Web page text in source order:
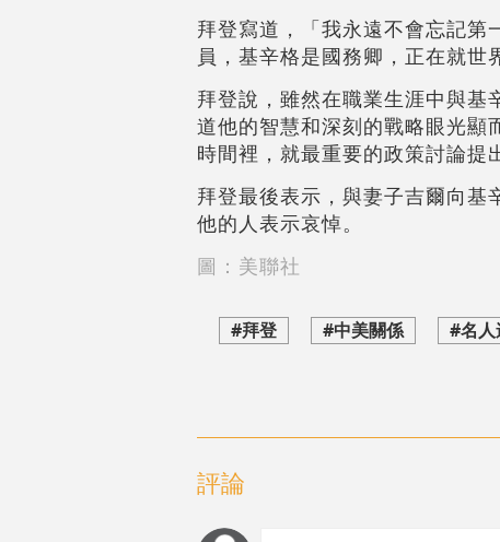
拜登寫道，「我永遠不會忘記第
員，基辛格是國務卿，正在就世
拜登說，雖然在職業生涯中與基
道他的智慧和深刻的戰略眼光顯
時間裡，就最重要的政策討論提
拜登最後表示，與妻子吉爾向基
他的人表示哀悼。
圖：美聯社
#拜登 #中美關係 #名人
評論